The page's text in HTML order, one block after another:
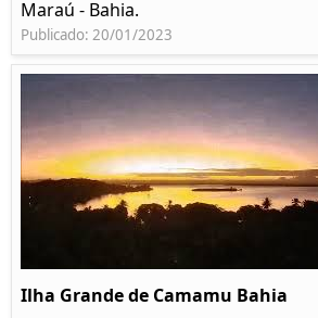
Maraú - Bahia.
Publicado: 20/01/2023
Ilha Grande de Camamu Bahia